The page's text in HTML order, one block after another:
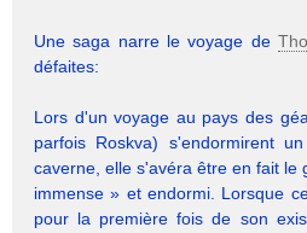
Une saga narre le voyage de
défaites:
Lors d'un voyage au pays des
parfois Roskva) s'endormirent
caverne, elle s'avéra être en fait le
immense » et endormi. Lorsque
pour la première fois de son